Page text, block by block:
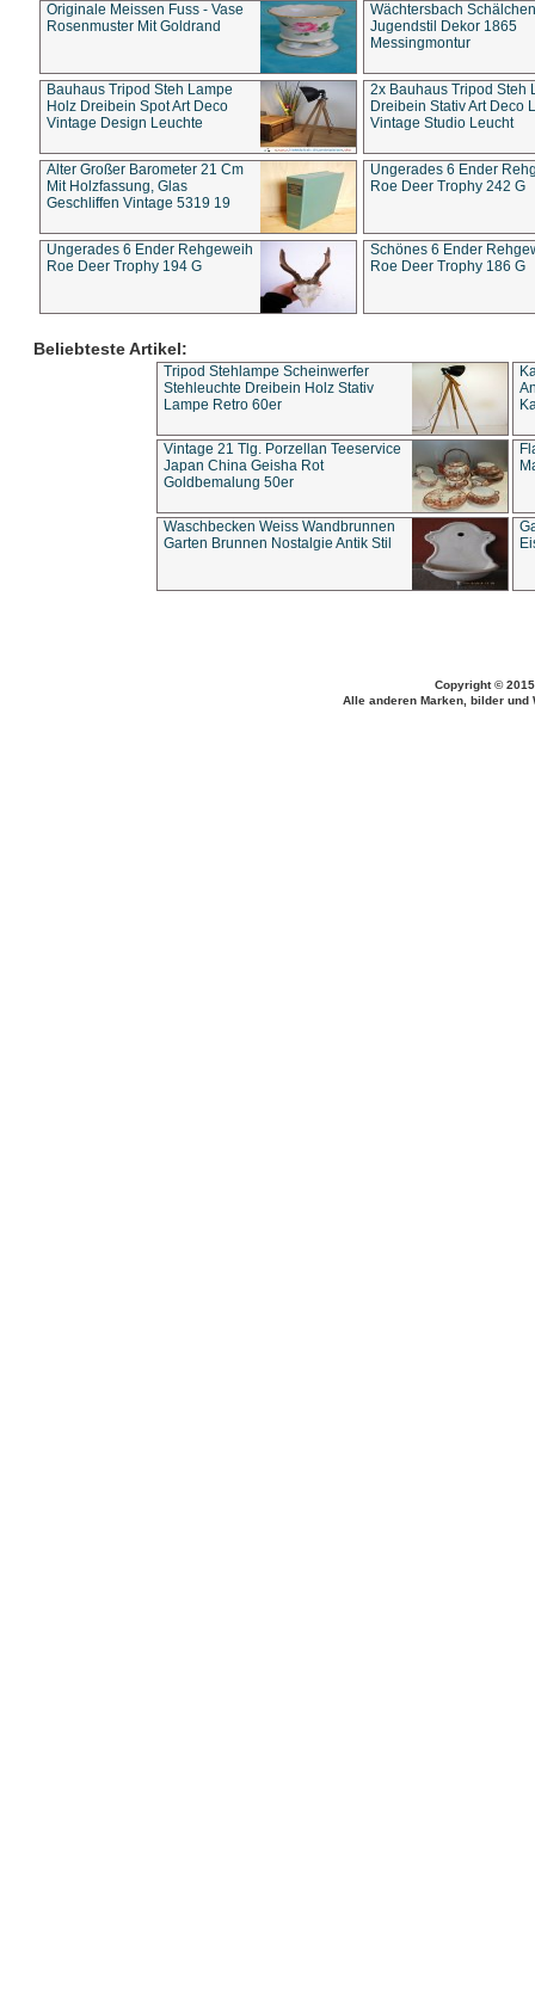
Originale Meissen Fuss - Vase
Rosenmuster Mit Goldrand
Wächtersbach Schälchen
Jugendstil Dekor 1865
Messingmontur
Bauhaus Tripod Steh Lampe
Holz Dreibein Spot Art Deco
Vintage Design Leuchte
2x Bauhaus Tripod Steh
Dreibein Stativ Art Deco
Vintage Studio Leucht
Alter Großer Barometer 21 Cm
Mit Holzfassung, Glas
Geschliffen Vintage 5319 19
Ungerades 6 Ender
Roe Deer Trophy 242 G
Ungerades 6 Ender Rehgeweih
Roe Deer Trophy 194 G
Schönes 6 Ender
Roe Deer Trophy 186 G
Beliebteste Artikel:
Tripod Stehlampe Scheinwerfer
Stehleuchte Dreibein Holz Stativ
Lampe Retro 60er
Vintage 21 Tlg. Porzellan Teeservice
Japan China Geisha Rot
Goldbemalung 50er
Waschbecken Weiss Wandbrunnen
Garten Brunnen Nostalgie Antik Stil
Copyright ©
Alle anderen Marken, bilder und